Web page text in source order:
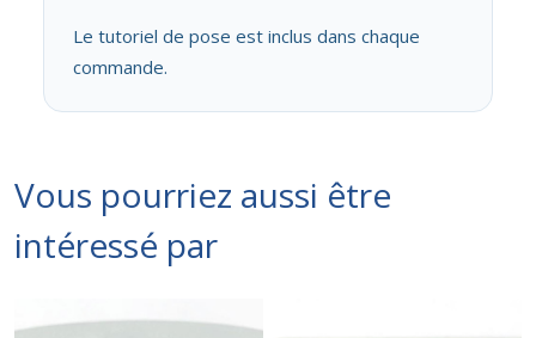
Le tutoriel de pose est inclus dans chaque
commande.
Vous pourriez aussi être
intéressé par